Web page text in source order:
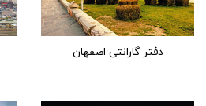
دفتر گارانتی اصفهان